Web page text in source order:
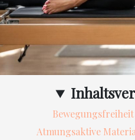
Bewegungsfreiheit
Atmungsaktive